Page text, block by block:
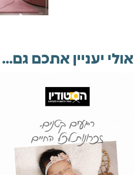
אולי יעניין אתכם גם...